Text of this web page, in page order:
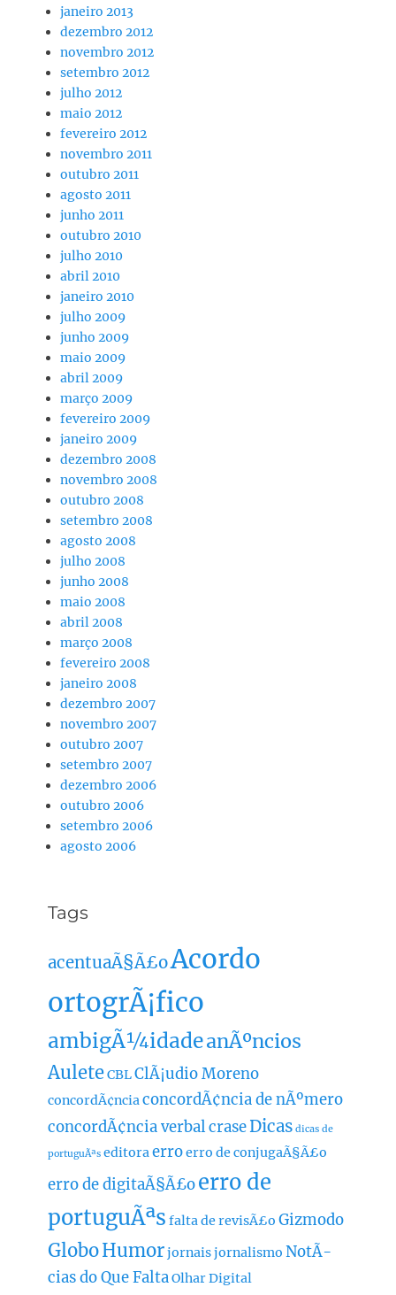
janeiro 2013
dezembro 2012
novembro 2012
setembro 2012
julho 2012
maio 2012
fevereiro 2012
novembro 2011
outubro 2011
agosto 2011
junho 2011
outubro 2010
julho 2010
abril 2010
janeiro 2010
julho 2009
junho 2009
maio 2009
abril 2009
março 2009
fevereiro 2009
janeiro 2009
dezembro 2008
novembro 2008
outubro 2008
setembro 2008
agosto 2008
julho 2008
junho 2008
maio 2008
abril 2008
março 2008
fevereiro 2008
janeiro 2008
dezembro 2007
novembro 2007
outubro 2007
setembro 2007
dezembro 2006
outubro 2006
setembro 2006
agosto 2006
Tags
acentuaÃ§Ã£oAcordo
ortogrÃ¡fico
ambigÃ¼idadeanÃºncios
AuleteCBLClÃ¡udio Moreno
concordÃ¢nciaconcordÃ¢ncia de nÃºmero
concordÃ¢ncia verbalcraseDicas dicas de
portuguÃªs editoraerroerro de conjugaÃ§Ã£o
erro de digitaÃ§Ã£oerro de
portuguÃªs falta de revisÃ£o Gizmodo
GloboHumorjornaisjornalismo NotÃ­
cias do Que FaltaOlhar Digital